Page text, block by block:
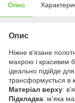
Опис
Опис
Ніжне в'язане
махрою і красивим
ідеально підійде
трансформується в
Матеріал верху:
Підкладка: м'яка